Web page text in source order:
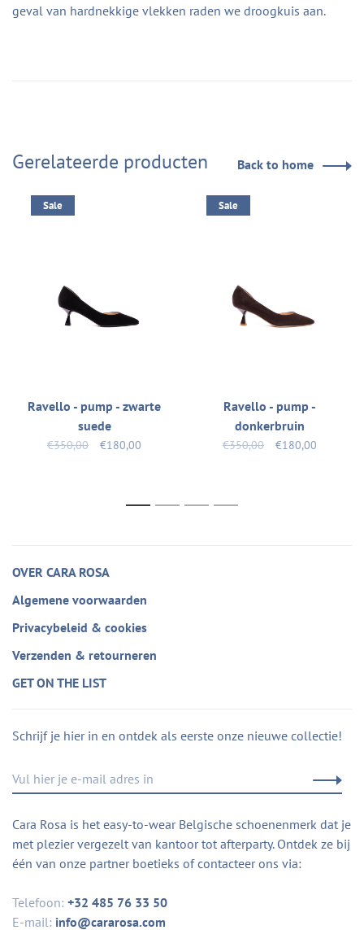
geval van hardnekkige vlekken raden we droogkuis aan.
Gerelateerde producten Back to home
Sale
Ravello - pump - zwarte
suede
€350,00 €180,00
Sale
Ravello - pump -
donkerbruin
€350,00 €180,00
1 2 3 4
OVER CARA ROSA
Algemene voorwaarden
Privacybeleid & cookies
Verzenden & retourneren
GET ON THE LIST
Schrijf je hier in en ontdek als eerste onze nieuwe collectie!
Cara Rosa is het easy-to-wear Belgische schoenenmerk dat je
met plezier vergezelt van kantoor tot afterparty. Ontdek ze bij
één van onze partner boetieks of contacteer ons via:
Telefoon: +32 485 76 33 50
E-mail: info@cararosa.com